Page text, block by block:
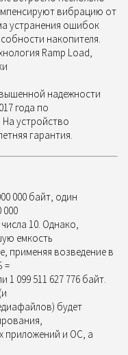
вибрацию от
устранения ошибок
накопителя.
Ramp Load,
надежности
года по
На устройство
гарантия.
000 байт, один
000
10. Однако,
емкость
применяя возведение в
=
1 099 511 627 776 байт.
будет
приложений и ОС, а